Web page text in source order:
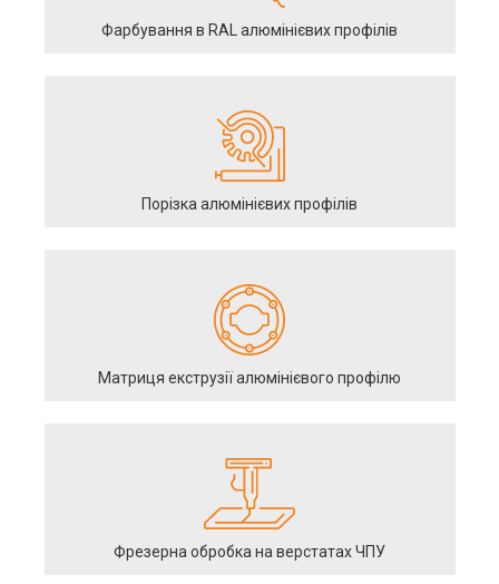
Фарбування в RAL алюмінієвих профілів
Порізка алюмінієвих профілів
Матриця екструзії алюмінієвого профілю
Фрезерна обробка на верстатах ЧПУ